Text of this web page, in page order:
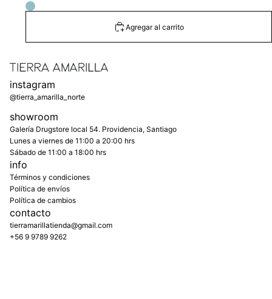
Agregar al carrito
instagram
@tierra_amarilla_norte
showroom
Galería Drugstore local 54. Providencia, Santiago
Lunes a viernes de 11:00 a 20:00 hrs
Sábado de 11:00 a 18:00 hrs
info
Términos y condiciones
Política de envíos
Política de cambios
contacto
tierramarillatienda@gmail.com
+56 9 9789 9262